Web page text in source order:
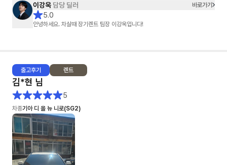
차량 계약 진행도 빠르게 처리해주셔서 만족스럽게 계약 완료했습니다.
장기렌트 고민하시는 분들 계시면 한 번 상담 받아보셔도 좋을 것 같습니다.
이강욱 담당 딜러 바로가기
5.0
안녕하세요. 차살때 장기렌트 팀장 이강욱입니다!
출고후기 렌트
김*현 님
5
차종기아 디 올 뉴 니로(SG2)